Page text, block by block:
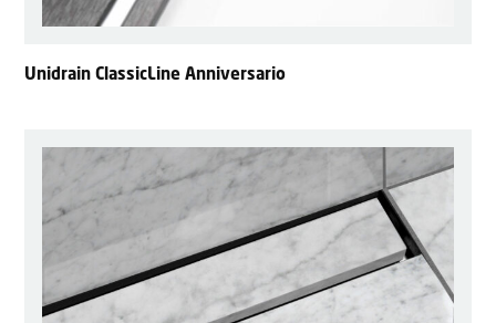
Unidrain ClassicLine Anniversario